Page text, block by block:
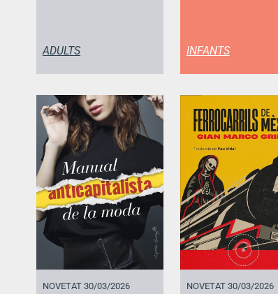
ADULTS INFANTS
NOVETAT 30/03/2026 NOVETAT 30/03/2026